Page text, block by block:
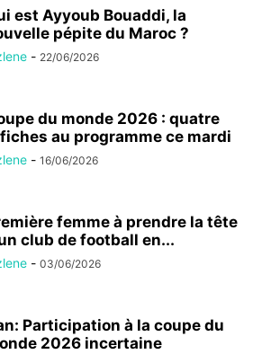
est Ayyoub Bouaddi, la
pépite du Maroc ?
- 22/06/2026
du monde 2026 : quatre
au programme ce mardi
- 16/06/2026
femme à prendre la tête
club de football en...
- 03/06/2026
Participation à la coupe du
2026 incertaine